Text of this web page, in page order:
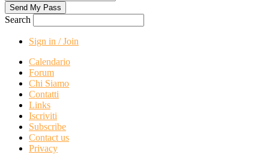
Search
Sign in / Join
Calendario
Forum
Chi Siamo
Contatti
Links
Iscriviti
Subscribe
Contact us
Privacy